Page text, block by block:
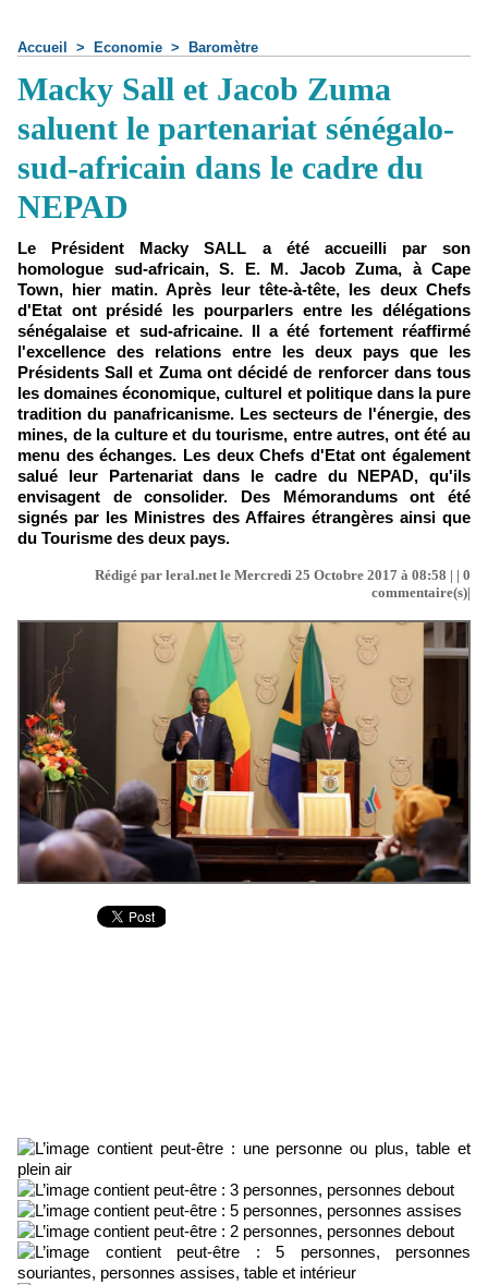
Accueil > Economie > Baromètre
Macky Sall et Jacob Zuma
saluent le partenariat sénégalo-
sud-africain dans le cadre du
NEPAD
Le Président Macky SALL a été accueilli par son
homologue sud-africain, S. E. M. Jacob Zuma, à Cape
Town, hier matin. Après leur tête-à-tête, les deux Chefs
d'Etat ont présidé les pourparlers entre les délégations
sénégalaise et sud-africaine. Il a été fortement réaffirmé
l'excellence des relations entre les deux pays que les
Présidents Sall et Zuma ont décidé de renforcer dans tous
les domaines économique, culturel et politique dans la pure
tradition du panafricanisme. Les secteurs de l'énergie, des
mines, de la culture et du tourisme, entre autres, ont été au
menu des échanges. Les deux Chefs d'Etat ont également
salué leur Partenariat dans le cadre du NEPAD, qu'ils
envisagent de consolider. Des Mémorandums ont été
signés par les Ministres des Affaires étrangères ainsi que
du Tourisme des deux pays.
Rédigé par leral.net le Mercredi 25 Octobre 2017 à 08:58 | | 0
commentaire(s)|